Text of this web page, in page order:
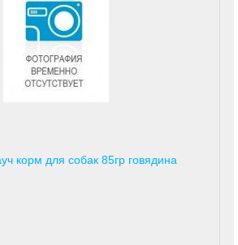
корм для собак 85гр говядина